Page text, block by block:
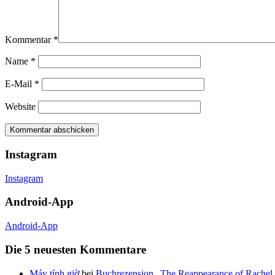
Kommentar *
Name *
E-Mail *
Website
Instagram
Instagram
Android-App
Android-App
Die 5 neuesten Kommentare